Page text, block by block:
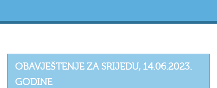
OBAVJEŠTENJE ZA SRIJEDU, 14.06.2023.
GODINE